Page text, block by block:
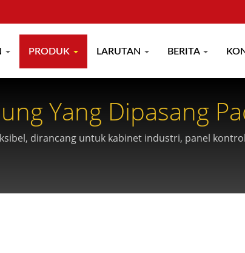
PRODUK LARUTAN BERITA
Yang Dipasang
dirancang untuk kabinet industri, panel